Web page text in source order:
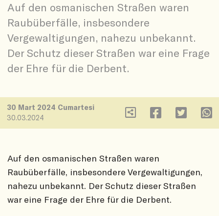
Auf den osmanischen Straßen waren
Raubüberfälle, insbesondere
Vergewaltigungen, nahezu unbekannt.
Der Schutz dieser Straßen war eine Frage
der Ehre für die Derbent.
30 Mart 2024 Cumartesi
30.03.2024
Auf den osmanischen Straßen waren
Raubüberfälle, insbesondere Vergewaltigungen,
nahezu unbekannt. Der Schutz dieser Straßen
war eine Frage der Ehre für die Derbent.